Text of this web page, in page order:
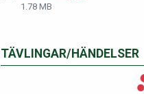
1.78 MB
TÄVLINGAR/HÄNDELSER